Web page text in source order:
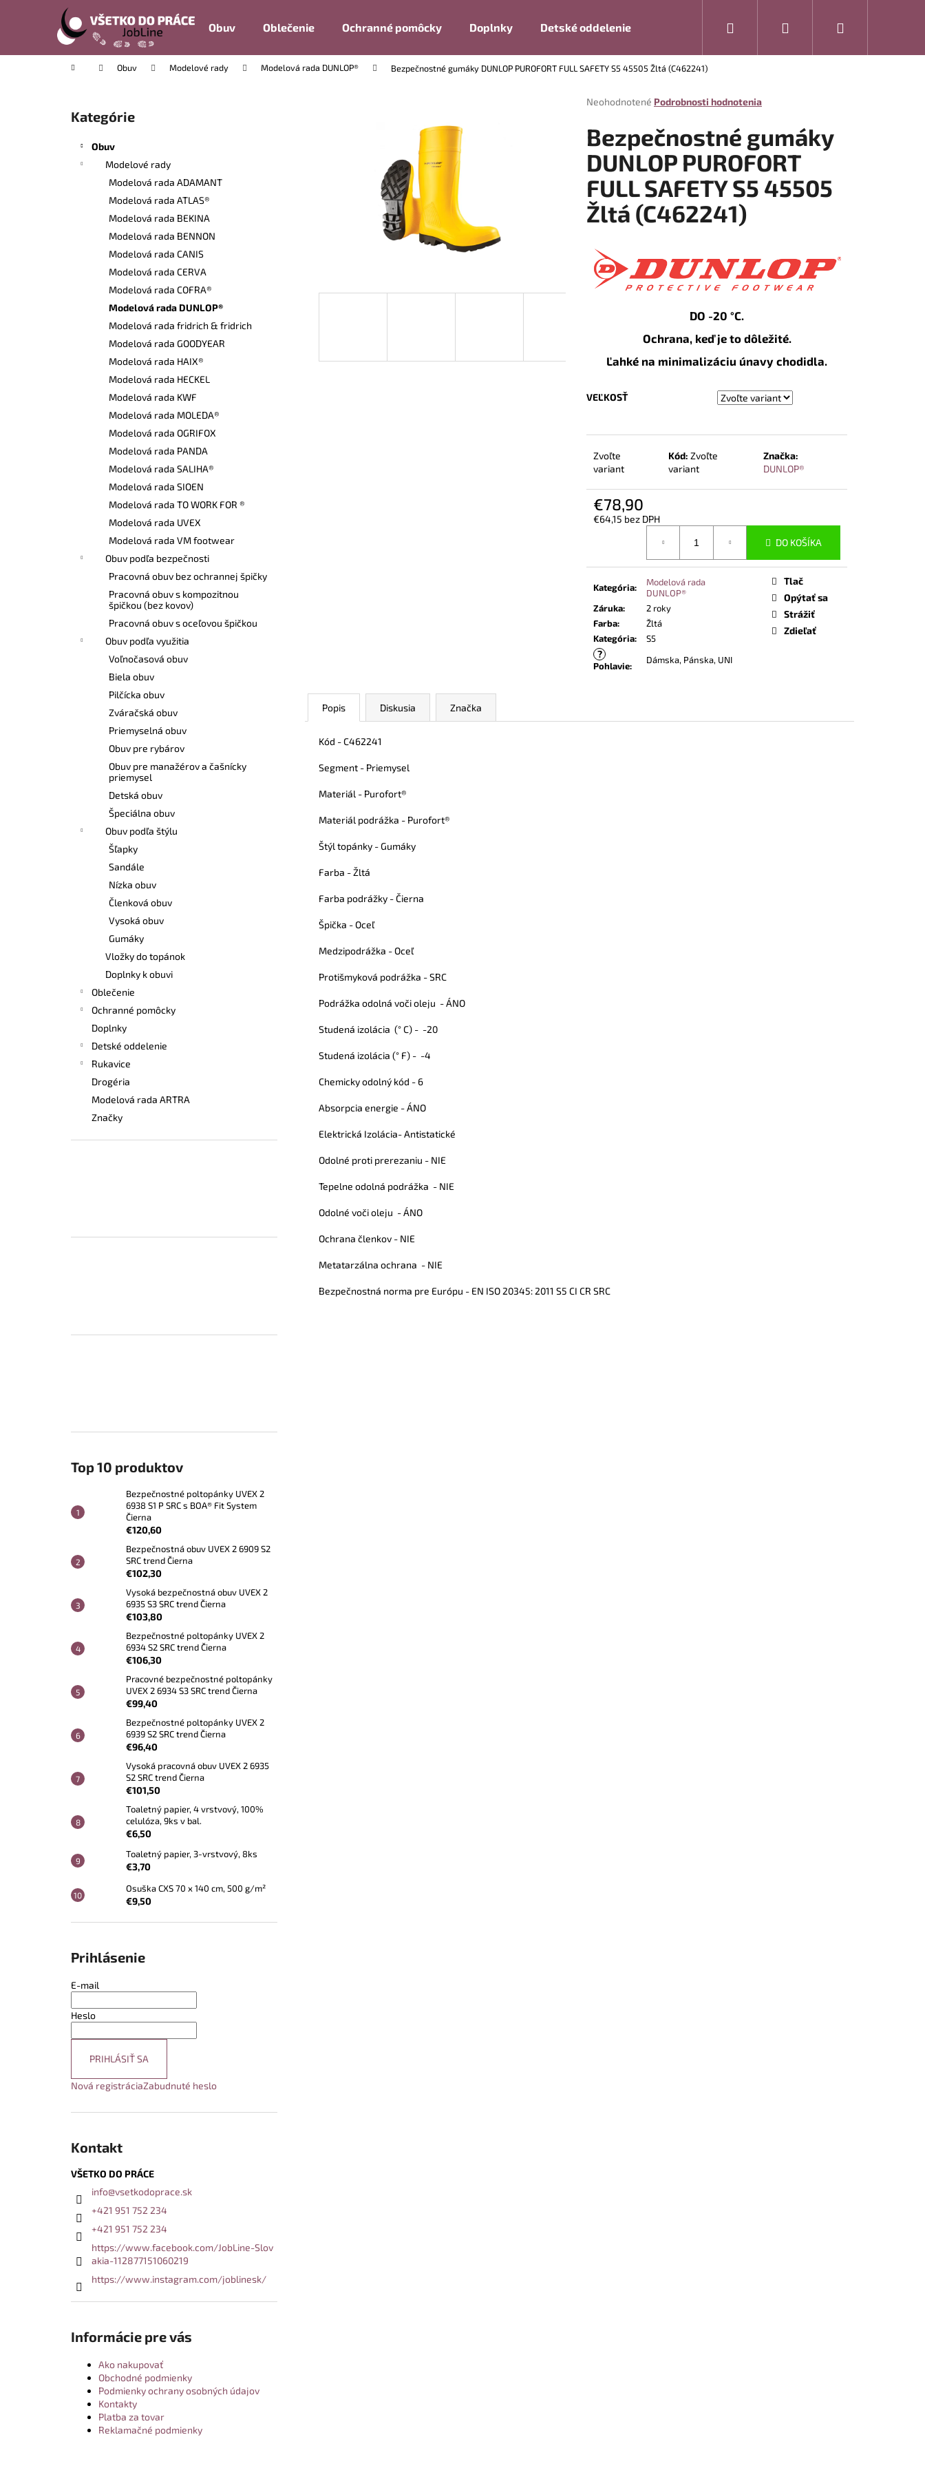
Obuv Oblečenie Ochranné pomôcky Doplnky Detské oddelenie Drogéria Modelová rada ARTRA
Prihlásenie
Domov Obuv Modelové rady Modelová rada DUNLOP® Bezpečnostné gumáky DUNLOP PUROFORT FULL SAFETY S5 45505 Žltá (C462241)
Preskočiť
kategórie
Kategórie
Obuv
Modelové rady
Modelová rada ADAMANT
Modelová rada ATLAS®
Modelová rada BEKINA
Modelová rada BENNON
Modelová rada CANIS
Modelová rada CERVA
Modelová rada COFRA®
Modelová rada DUNLOP®
Modelová rada fridrich & fridrich
Modelová rada GOODYEAR
Modelová rada HAIX®
Modelová rada HECKEL
Modelová rada KWF
Modelová rada MOLEDA®
Modelová rada OGRIFOX
Modelová rada PANDA
Modelová rada SALIHA®
Modelová rada SIOEN
Modelová rada TO WORK FOR ®
Modelová rada UVEX
Modelová rada VM footwear
Obuv podľa bezpečnosti
Pracovná obuv bez ochrannej špičky
Pracovná obuv s kompozitnou
špičkou (bez kovov)
Pracovná obuv s oceľovou špičkou
Obuv podľa využitia
Voľnočasová obuv
Biela obuv
Pilčícka obuv
Zváračská obuv
Priemyselná obuv
Obuv pre rybárov
Obuv pre manažérov a čašnícky
priemysel
Detská obuv
Špeciálna obuv
Obuv podľa štýlu
Šľapky
Sandále
Nízka obuv
Členková obuv
Vysoká obuv
Gumáky
Vložky do topánok
Doplnky k obuvi
Oblečenie
Ochranné pomôcky
Doplnky
Detské oddelenie
Rukavice
Drogéria
Modelová rada ARTRA
Značky
Top 10 produktov
Bezpečnostné poltopánky UVEX 2
6938 S1 P SRC s BOA® Fit System
Čierna
€120,60
Bezpečnostná obuv UVEX 2 6909 S2
SRC trend Čierna
€102,30
Vysoká bezpečnostná obuv UVEX 2
6935 S3 SRC trend Čierna
€103,80
Bezpečnostné poltopánky UVEX 2
6934 S2 SRC trend Čierna
€106,30
Pracovné bezpečnostné poltopánky
UVEX 2 6934 S3 SRC trend Čierna
€99,40
Bezpečnostné poltopánky UVEX 2
6939 S2 SRC trend Čierna
€96,40
Vysoká pracovná obuv UVEX 2 6935
S2 SRC trend Čierna
€101,50
Toaletný papier, 4 vrstvový, 100%
celulóza, 9ks v bal.
€6,50
Toaletný papier, 3-vrstvový, 8ks
€3,70
Osuška CXS 70 x 140 cm, 500 g/m²
€9,50
Prihlásenie
E-mail
Heslo
PRIHLÁSIŤ SA
Nová registráciaZabudnuté heslo
Kontakt
VŠETKO DO PRÁCE
info@vsetkodoprace.sk
+421 951 752 234
+421 951 752 234
https://www.facebook.com/JobLine-Slov
akia-112877151060219
https://www.instagram.com/joblinesk/
Informácie pre vás
Ako nakupovať
Obchodné podmienky
Podmienky ochrany osobných údajov
Kontakty
Platba za tovar
Reklamačné podmienky
Priemerné
produktu
je
0,0
5
hviezdičiek.
Neohodnotené Podrobnosti hodnotenia
Bezpečnostné gumáky
DUNLOP PUROFORT
FULL SAFETY S5 45505
Žltá (C462241)
DO -20 °C.
Ochrana, keď je to dôležité.
Ľahké na minimalizáciu únavy chodidla.
VEĽKOSŤ
Zvoľte
variant
Kód: Zvoľte
variant
Značka:
DUNLOP®
€78,90
€64,15 bez DPH
DO KOŠÍKA
Kategória:
Modelová rada
DUNLOP®
Záruka:
2 roky
Farba:
Žltá
Kategória: S5
?
Pohlavie:
Dámska, Pánska, UNI
Tlač
Opýtať sa
Strážiť
Zdieľať
Popis Diskusia Značka
Kód - C462241
Segment - Priemysel
Materiál - Purofort®
Materiál podrážka - Purofort®
Štýl topánky - Gumáky
Farba - Žltá
Farba podrážky - Čierna
Špička - Oceľ
Medzipodrážka - Oceľ
Protišmyková podrážka - SRC
Podrážka odolná voči oleju -ÁNO
Studená izolácia (° C) - -20
Studená izolácia (° F) - -4
Chemicky odolný kód - 6
Absorpcia energie -ÁNO
Elektrická Izolácia-Antistatické
Odolné proti prerezaniu - NIE
Tepelne odolná podrážka - NIE
Odolné voči oleju -ÁNO
Ochrana členkov - NIE
Metatarzálna ochrana - NIE
Bezpečnostná norma pre Európu - EN ISO 20345: 2011 S5 CI CR SRC
í
Späť
do
Späť
do
Čo potrebujete nájsť?
Odporúčame
Nasledujúce
BEZPEČNOSTNÉ POLTOPÁNKY UVEX 2
6938 S1 P SRC S BOA® FIT SYSTEM
€120,60
VYSOKÁ BEZPEČNOSTNÁ OBUV UVEX 2